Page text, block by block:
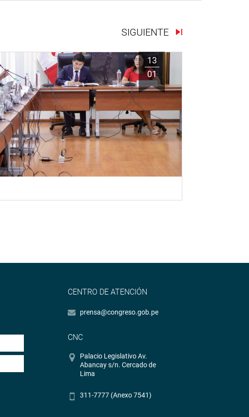
SIGUIENTE
13
01
CENTRO DE ATENCIÓN
prensa@congreso.gob.pe
CNC
Palacio Legislativo Av.
Abancay s/n. Cercado de
Lima
311-7777 (Anexo 7541)